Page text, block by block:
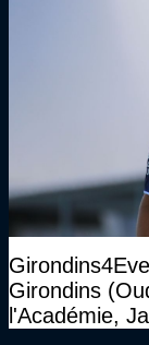
Girondins
l'Académie,